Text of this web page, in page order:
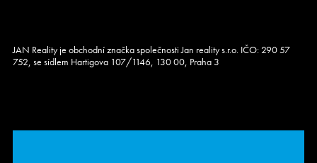
JAN Reality je obchodní značka společnosti Jan reality s.r.o. IČO: 290 57
752, se sídlem Hartigova 107/1146, 130 00, Praha 3